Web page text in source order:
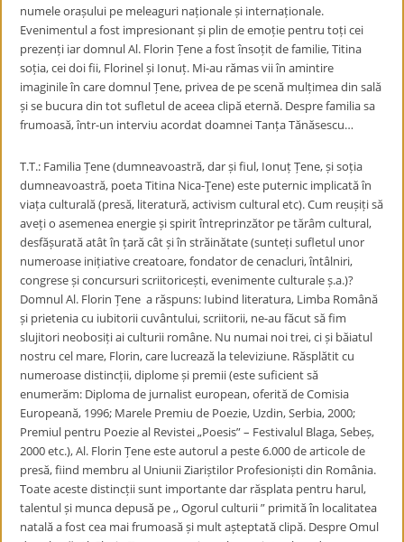
numele orașului pe meleaguri naționale și internaționale.
Evenimentul a fost impresionant și plin de emoție pentru toți cei
prezenți iar domnul Al. Florin Țene a fost însoțit de familie, Titina
soția, cei doi fii, Florinel și Ionuț. Mi-au rămas vii în amintire
imaginile în care domnul Țene, privea de pe scenă mulțimea din sală
și se bucura din tot sufletul de aceea clipă eternă. Despre familia sa
frumoasă, într-un interviu acordat doamnei Tanța Tănăsescu…
T.T.: Familia Țene (dumneavoastră, dar și fiul, Ionuț Țene, și soția
dumneavoastră, poeta Titina Nica-Ţene) este puternic implicată în
viața culturală (presă, literatură, activism cultural etc). Cum reușiți să
aveți o asemenea energie și spirit întreprinzător pe tărâm cultural,
desfășurată atât în țară cât și în străinătate (sunteți sufletul unor
numeroase inițiative creatoare, fondator de cenacluri, întâlniri,
congrese și concursuri scriitoricești, evenimente culturale ș.a.)?
Domnul Al. Florin Țene a răspuns: Iubind literatura, Limba Română
și prietenia cu iubitorii cuvântului, scriitorii, ne-au făcut să fim
slujitori neobosiți ai culturii române. Nu numai noi trei, ci și băiatul
nostru cel mare, Florin, care lucrează la televiziune. Răsplătit cu
numeroase distincții, diplome și premii (este suficient să
enumerăm: Diploma de jurnalist european, oferită de Comisia
Europeană, 1996; Marele Premiu de Poezie, Uzdin, Serbia, 2000;
Premiul pentru Poezie al Revistei „Poesis” – Festivalul Blaga, Sebeș,
2000 etc.), Al. Florin Țene este autorul a peste 6.000 de articole de
presă, fiind membru al Uniunii Ziariștilor Profesioniști din România.
Toate aceste distincții sunt importante dar răsplata pentru harul,
talentul și munca depusă pe ,, Ogorul culturii ” primită în localitatea
natală a fost cea mai frumoasă și mult așteptată clipă. Despre Omul